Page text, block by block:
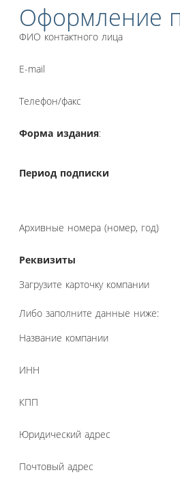
Оформление
ФИО контактного лица
E-mail
Телефон/факс
Форма издания:
Период подписки
Архивные номера (номер, год)
Реквизиты
Загрузите карточку компании
Либо заполните данные ниже:
Название компании
ИНН
КПП
Юридический адрес
Почтовый адрес